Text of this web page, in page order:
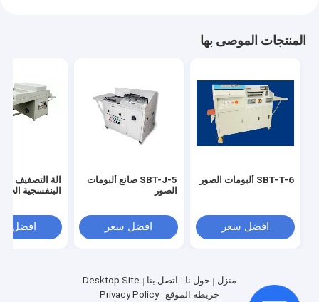
المنتجات الموصى بها
SBT-T-6 ألبومات الصور
افضل سعر
SBT-J-5 صانع ألبومات
الصور
افضل سعر
آلة التصفيف
البنفسجية
افضل
منزل حول نا اتصل بنا
Desktop Site
خريطة الموقع
Privacy Policy